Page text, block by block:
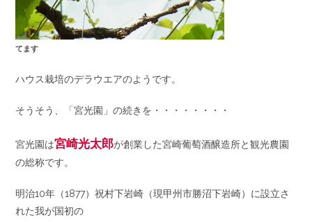
てます
ハウス栽培のデラウエアのようです。
そうそう、「宮光園」の続きを・・・・・・・・
宮光園は宮崎光太郎が創業した宮崎葡萄酒醸造所と観光農園
の総称です。
明治10年（1877）祝村下岩崎（現甲州市勝沼下岩崎）に設立さ
れた我が国初の